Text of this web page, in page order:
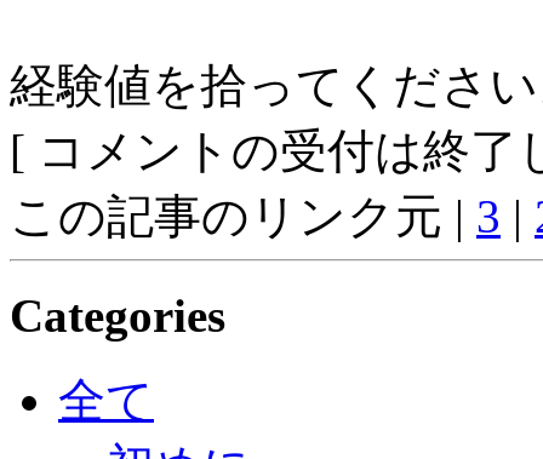
経験値を拾ってくださ
[ コメントの受付は終了
この記事のリンク元 | 3 |
Categories
全て